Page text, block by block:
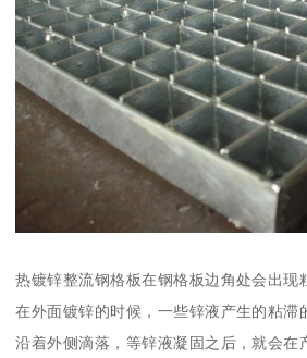
热镀锌整流钢格板在钢格板边角处会出现
在外面镀锌的时候，一些锌液产生的粘滞
沿着外侧滴落，等锌液凝固之后，就会在